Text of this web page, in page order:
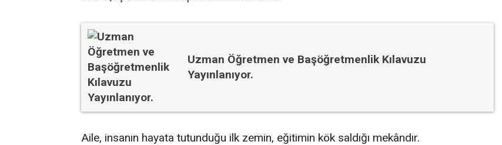
Uzman Öğretmen ve Başöğretmenlik Kılavuzu
Yayınlanıyor.
Aile, insanın hayata tutunduğu ilk zemin, eğitimin kök saldığı mekândır.